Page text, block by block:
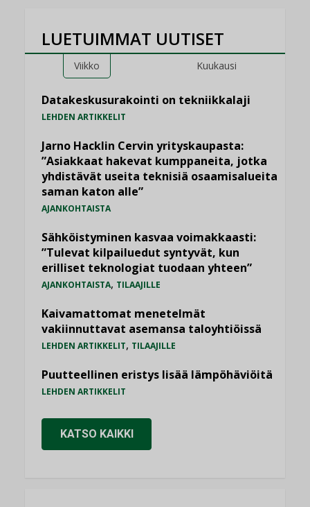
LUETUIMMAT UUTISET
Viikko Kuukausi
Datakeskusurakointi on tekniikkalaji
LEHDEN ARTIKKELIT
Jarno Hacklin Cervin yrityskaupasta:
”Asiakkaat hakevat kumppaneita, jotka
yhdistävät useita teknisiä osaamisalueita
saman katon alle”
AJANKOHTAISTA
Sähköistyminen kasvaa voimakkaasti:
”Tulevat kilpailuedut syntyvät, kun
erilliset teknologiat tuodaan yhteen”
AJANKOHTAISTA, TILAAJILLE
Kaivamattomat menetelmät
vakiinnuttavat asemansa taloyhtiöissä
LEHDEN ARTIKKELIT, TILAAJILLE
Puutteellinen eristys lisää lämpöhäviöitä
LEHDEN ARTIKKELIT
KATSO KAIKKI